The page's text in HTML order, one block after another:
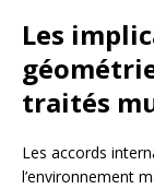
Les
traités
Les accords
l’environnement